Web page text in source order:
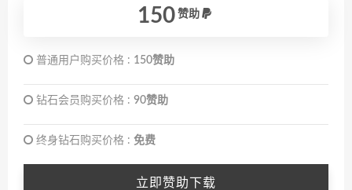
150 赞助
普通用户购买价格 : 150赞助
钻石会员购买价格 : 90赞助
终身钻石购买价格 : 免费
立即赞助下载